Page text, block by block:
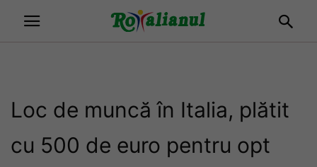
Loc de muncă în Italia, plătit
cu 500 de euro pentru opt